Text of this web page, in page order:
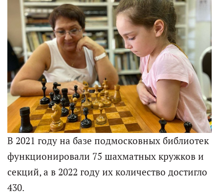
В 2021 году на базе подмосковных библиотек
функционировали 75 шахматных кружков и
секций, а в 2022 году их количество достигло
430.